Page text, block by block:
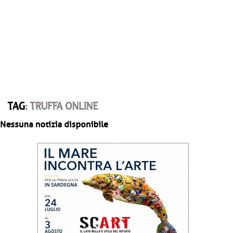
TAG: TRUFFA ONLINE
Nessuna notizia disponibile